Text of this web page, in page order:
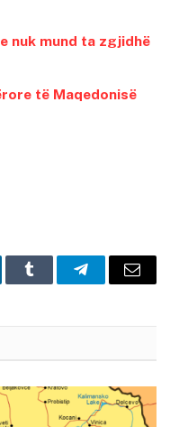
nuk mund ta zgjidhë
të Maqedonisë
Tumblr TelegramEmail